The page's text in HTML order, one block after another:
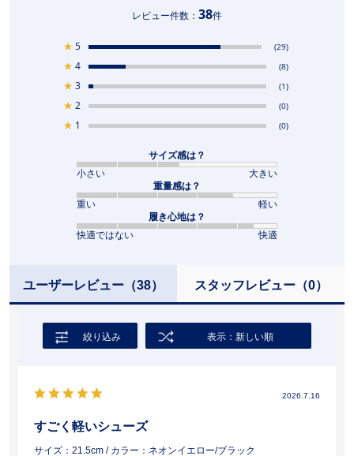
レビュー件数： 38件
★ 5 (29)
★ 4 (8)
★ 3 (1)
★ 2 (0)
★ 1 (0)
サイズ感は？
小さい
大きい
重量感は？
重い
軽い
履き心地は？
快適ではない
快適
ユーザーレビュー（38） スタッフレビュー（0）
絞り込み 表示：新しい順
2026.7.16
すごく軽いシューズ
サイズ：21.5cm / カラー：ネオンイエロー/ブラック